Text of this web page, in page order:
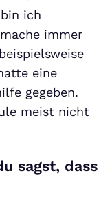
ich
immer
eine
gegeben.
meist nicht
sagst, dass